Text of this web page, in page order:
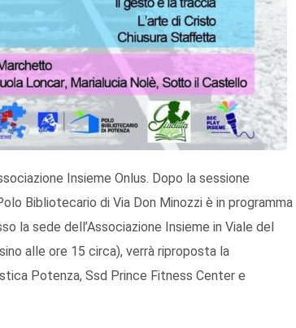
Insieme Onlus. Dopo la sessione
Bibliotecario di Via Don Minozzi è in programma
la sede dell’Associazione Insieme in Viale del
alle ore 15 circa), verrà riproposta la
Potenza, Ssd Prince Fitness Center e